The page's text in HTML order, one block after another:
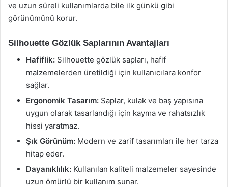
ve uzun süreli kullanımlarda bile ilk günkü gibi
görünümünü korur.
Silhouette Gözlük Saplarının Avantajları
Hafiflik: Silhouette gözlük sapları, hafif
malzemelerden üretildiği için kullanıcılara konfor
sağlar.
Ergonomik Tasarım: Saplar, kulak ve baş yapısına
uygun olarak tasarlandığı için kayma ve rahatsızlık
hissi yaratmaz.
Şık Görünüm: Modern ve zarif tasarımları ile her tarza
hitap eder.
Dayanıklılık: Kullanılan kaliteli malzemeler sayesinde
uzun ömürlü bir kullanım sunar.